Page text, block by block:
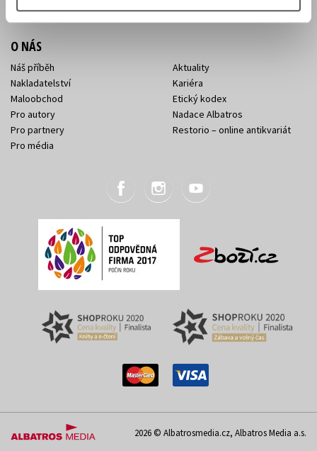
Sídlo společnosti
O NÁS
Náš příběh
Nakladatelství
Maloobchod
Pro autory
Pro partnery
Pro média
Aktuality
Kariéra
Etický kodex
Nadace Albatros
Restorio – online antikvariát
2026 © Albatrosmedia.cz, Albatros Media a.s.